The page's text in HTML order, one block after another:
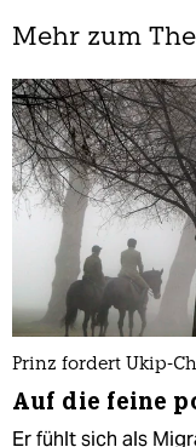
Mehr zum
Prinz fordert Ukip-
Auf die feine
Er fühlt sich als